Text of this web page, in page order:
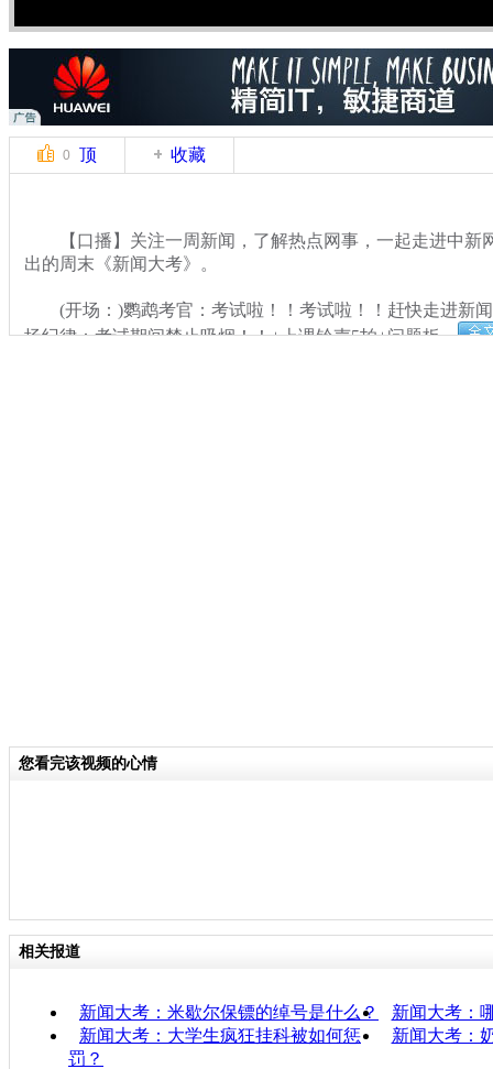
0 顶 收藏
【口播】关注一周新闻，了解热点网事，一起走进中新
出的周末《新闻大考》。
(开场：)鹦鹉考官：考试啦！！考试啦！！赶快走进新闻
场纪律：考试期间禁止吸烟！！+上课铃声5拍+问题板。
您看完该视频的心情
相关报道
新闻大考：米歇尔保镖的绰号是什么？
新闻大考：
新闻大考：大学生疯狂挂科被如何惩
罚？
新闻大考：